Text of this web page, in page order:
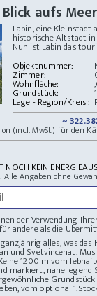
aufs
Labin, eine Kleinstadt
historische Altstadt in
Nun ist Labin das
Objektnummer:
Zimmer:
Wohnfläche:
Grundstück:
Lage - Region/Kreis :
~
(incl. MwSt.) für den
KEIN
Angaben ohne
der Verwendung
andere als die
alles, was
und Svetvincenat.
1200 m vom
markiert,
vom optional